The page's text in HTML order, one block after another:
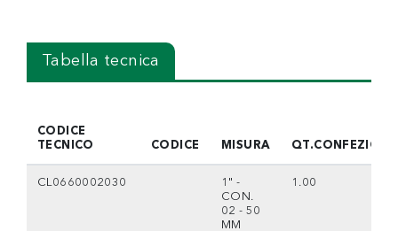
Tabella tecnica
CODICE
TECNICO
CODICE MISURA QT.CONFEZIONE
CL0660002030
1" -
CON.
02 - 50
MM
1.00